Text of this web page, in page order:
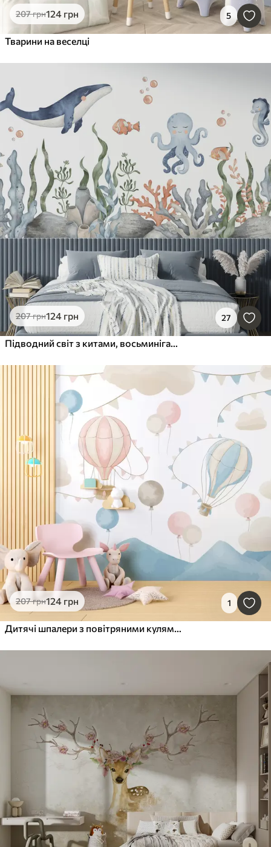
207грн124 грн 5
Тварини на веселці
207грн124 грн 27
Підводний світ з китами, восьминігами, черепахами
207грн124 грн 1
Дитячі шпалери з повітряними кулями та хмарами